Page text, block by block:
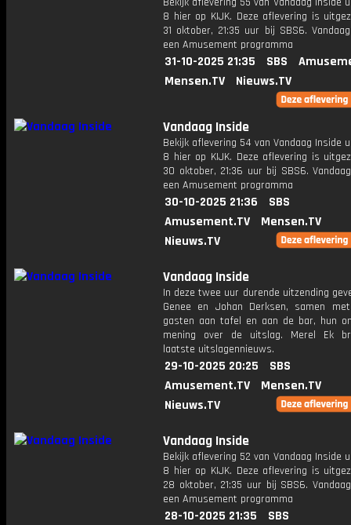
8 hier op KIJK. Deze aflevering is
31 oktober, 21:35 uur bij SBS6.
een Amusement programma
31-10-2025 21:35 SBS
Mensen.TV
Nieuws.TV
Vandaag Inside
Bekijk aflevering 54 van Vandaag Inside
8 hier op KIJK. Deze aflevering is
30 oktober, 21:36 uur bij SBS6.
een Amusement programma
30-10-2025 21:36
SBS
Amusement.TV
Mensen.TV
Nieuws.TV
Vandaag Inside
In deze twee uur durende uitzending
Genee en Johan Derksen, samen
gasten aan tafel en aan de bar, hun
mening over de uitslag. Merel Ek
laatste uitslagennieuws.
29-10-2025 20:25
SBS
Amusement.TV
Mensen.TV
Nieuws.TV
Vandaag Inside
Bekijk aflevering 52 van Vandaag Inside
8 hier op KIJK. Deze aflevering is
28 oktober, 21:35 uur bij SBS6.
een Amusement programma
28-10-2025 21:35
SBS